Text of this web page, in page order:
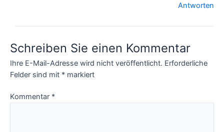
Antworten
Schreiben Sie einen Kommentar
Ihre E-Mail-Adresse wird nicht veröffentlicht. Erforderliche
Felder sind mit * markiert
Kommentar *